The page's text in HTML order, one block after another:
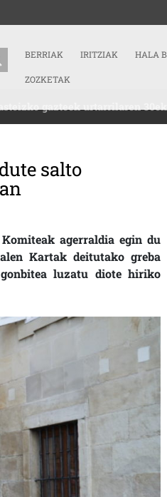
BERRIAK IRITZIAK HALA
ZOZKETAK
gazteek urtarrilaren
salto
OFENTSIBARA EGINGO DUTE
agerraldia egin du
Kartak deitutako greba
luzatu diote hiriko